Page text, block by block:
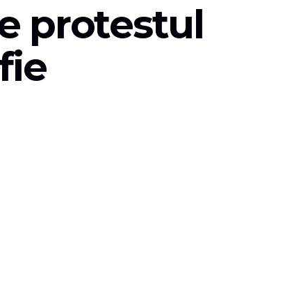
protestul